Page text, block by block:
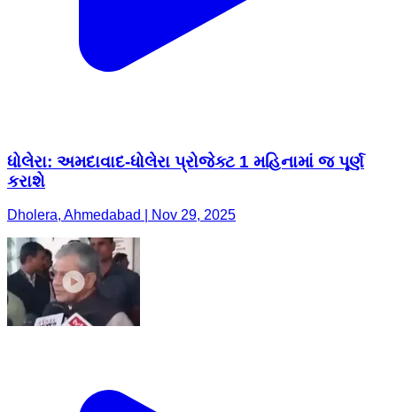
ધોલેરા: અમદાવાદ-ધોલેરા પ્રોજેક્ટ 1 મહિનામાં જ પૂર્ણ
કરાશે
Dholera, Ahmedabad | Nov 29, 2025